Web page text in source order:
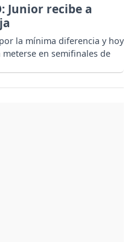
Junior recibe a
la mínima diferencia y hoy
en semifinales de